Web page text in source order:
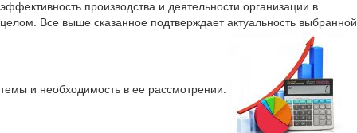
эффективность производства и деятельности организации в
целом. Все выше сказанное подтверждает актуальность выбранной
темы и необходимость в ее рассмотрении.